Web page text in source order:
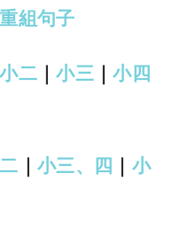
重組句子
小二 ｜小三 ｜小四
｜小三、四 ｜ 小